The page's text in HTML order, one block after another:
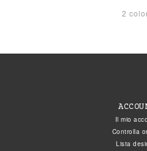
2
Il mio
Controlla
Lista